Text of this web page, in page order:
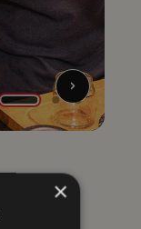
×